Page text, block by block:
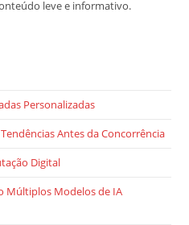
leve e informativo.
Personalizadas
Antes da Concorrência
Digital
Múltiplos Modelos de IA